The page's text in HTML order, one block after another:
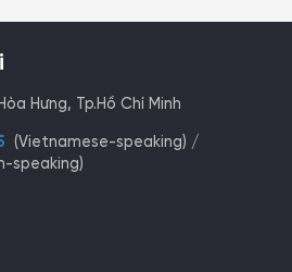
Hưng, Tp.Hồ Chí Minh
(Vietnamese-speaking) /
speaking)